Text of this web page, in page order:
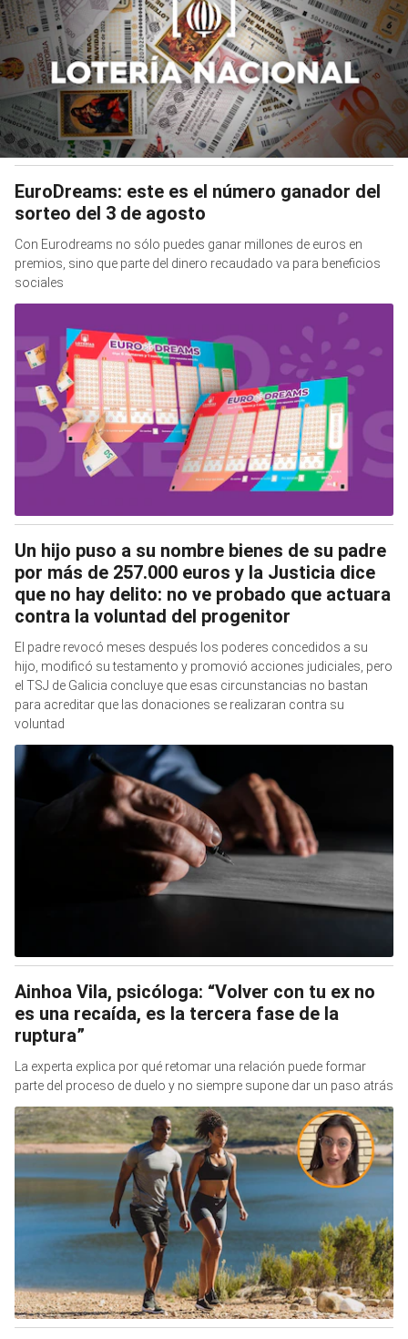
EuroDreams: este es el número ganador del
sorteo del 3 de agosto
Con Eurodreams no sólo puedes ganar millones de euros en
premios, sino que parte del dinero recaudado va para beneficios
sociales
Un hijo puso a su nombre bienes de su padre
por más de 257.000 euros y la Justicia dice
que no hay delito: no ve probado que actuara
contra la voluntad del progenitor
El padre revocó meses después los poderes concedidos a su
hijo, modificó su testamento y promovió acciones judiciales, pero
el TSJ de Galicia concluye que esas circunstancias no bastan
para acreditar que las donaciones se realizaran contra su
voluntad
Ainhoa Vila, psicóloga: “Volver con tu ex no
es una recaída, es la tercera fase de la
ruptura”
La experta explica por qué retomar una relación puede formar
parte del proceso de duelo y no siempre supone dar un paso atrás